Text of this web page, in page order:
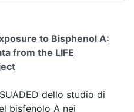
to Bisphenol A:
from the LIFE
dello studio di
bisfenolo A nei